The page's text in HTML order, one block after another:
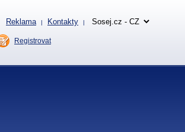
Reklama | Kontakty |
Registrovat